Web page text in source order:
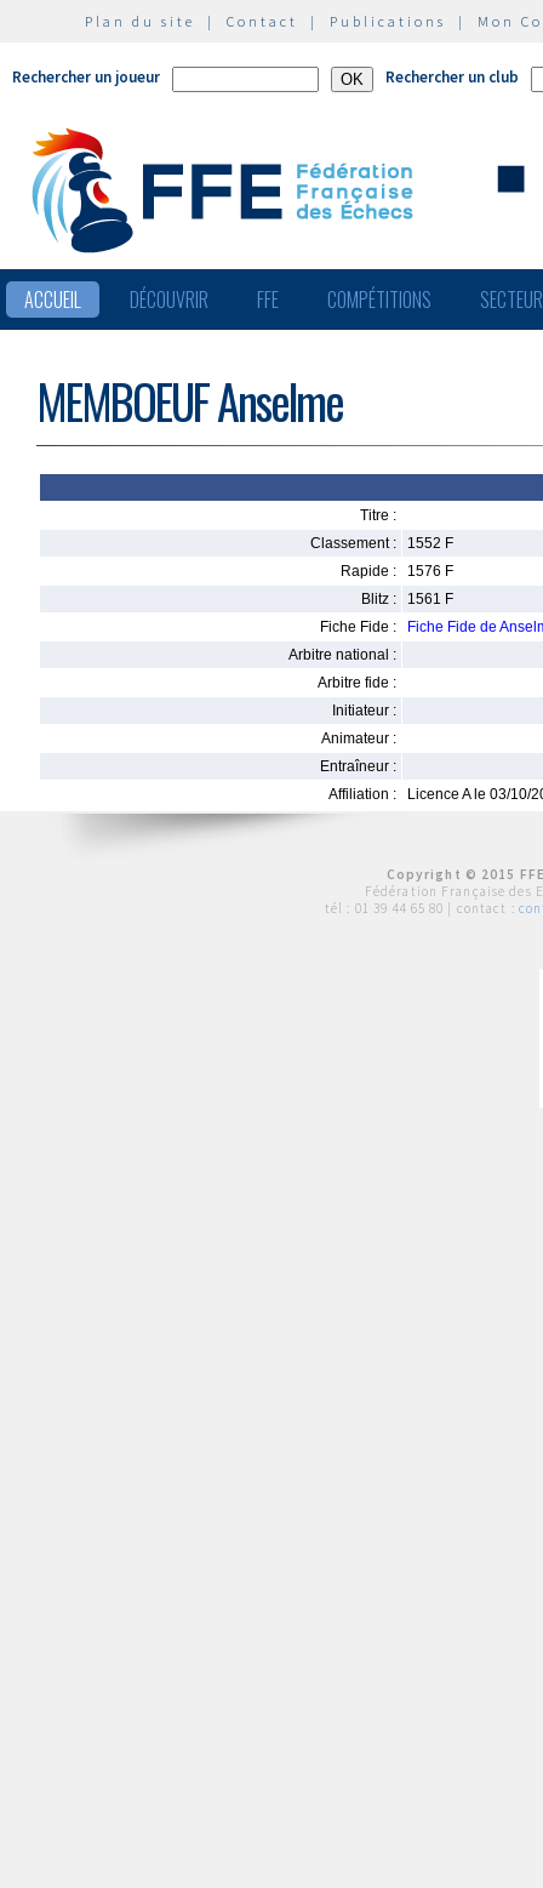
Plan du site | Contact | Publications | Mon
Rechercher un joueur Rechercher un club
ACCUEIL DÉCOUVRIR FFE COMPÉTITIONS
MEMBOEUF Anselme
Titre :
Classement :
1552 F
Rapide :
1576 F
Blitz :
1561 F
Fiche Fide :
Fiche Fide de
Arbitre national :
Arbitre fide :
Initiateur :
Animateur :
Entraîneur :
Affiliation :
Licence A le 03/10/
Copyright © 2015
Fédération Française des
tél : 01 39 44 65 80 | contact :